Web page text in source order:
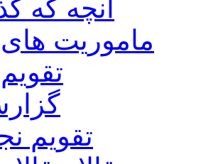
آنچه که
ماموریت های
تقویم